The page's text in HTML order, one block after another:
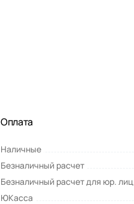
Оплата
Наличные
Безналичный расчет
Безналичный расчет для юр. лиц
ЮКасса